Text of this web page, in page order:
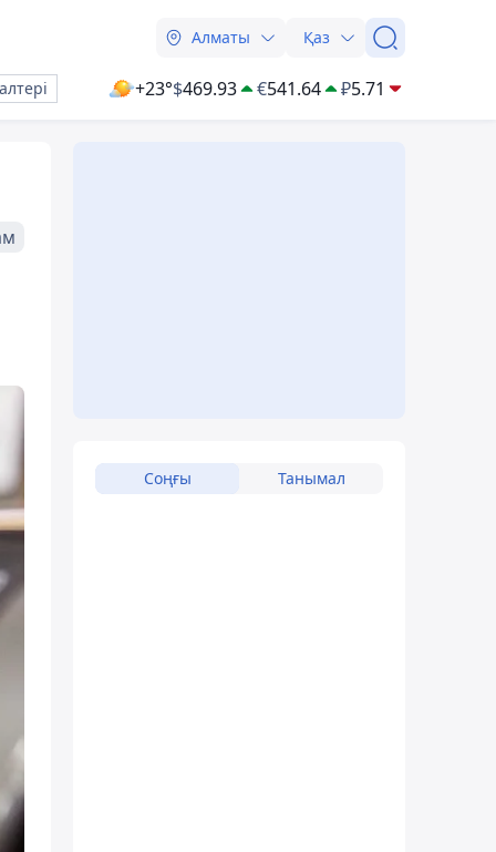
Алматы Қаз
+23°$469.93 €541.64 ₽5.71
Соңғы Танымал